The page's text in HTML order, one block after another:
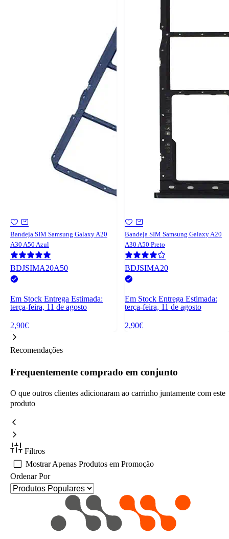
Bandeja SIM Samsung Galaxy A20
A30 A50 Azul
BDJSIMA20A50
Em Stock Entrega Estimada:
terça-feira, 11 de agosto
2,90€
Bandeja SIM Samsung Galaxy A20
A30 A50 Preto
BDJSIMA20
Em Stock Entrega Estimada:
terça-feira, 11 de agosto
2,90€
Recomendações
Frequentemente comprado em conjunto
O que outros clientes adicionaram ao carrinho juntamente com este
produto
Filtros
Mostrar Apenas Produtos em Promoção
Ordenar Por